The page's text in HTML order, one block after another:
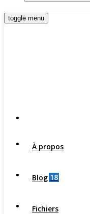
toggle menu
À propos
Blog 18
Fichiers